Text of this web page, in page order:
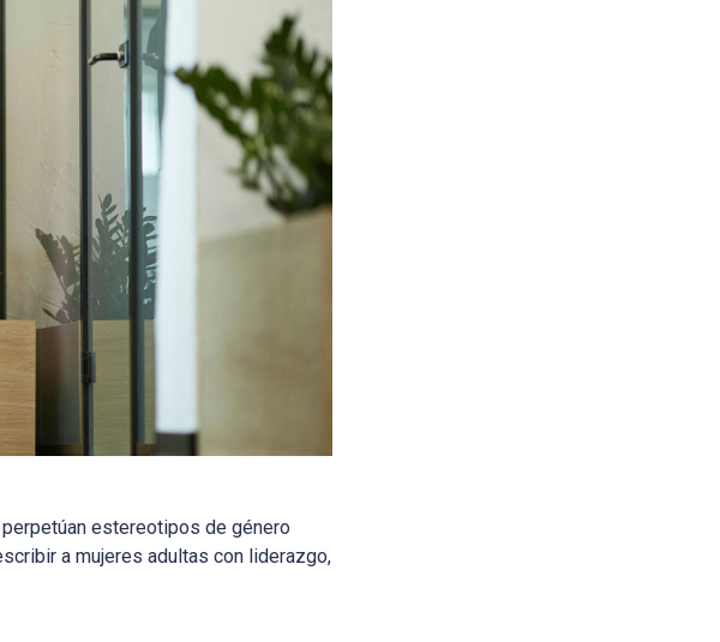
estereotipos de género
a mujeres adultas con liderazgo,